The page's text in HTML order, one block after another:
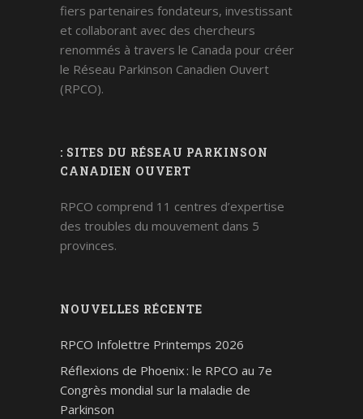
fiers partenaires fondateurs, investissant
et collaborant avec des chercheurs
renommés à travers le Canada pour créer
le Réseau Parkinson Canadien Ouvert
(RPCO).
: SITES DU RÉSEAU PARKINSON
CANADIEN OUVERT
RPCO comprend 11 centres d’expertise
des troubles du mouvement dans 5
provinces.
NOUVELLES RÉCENTE
RPCO Infolettre Printemps 2026
Réflexions de Phoenix : le RPCO au 7e
Congrès mondial sur la maladie de
Parkinson